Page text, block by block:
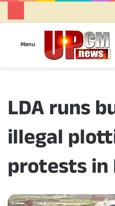
Menu
LDA runs
illegal
protests in